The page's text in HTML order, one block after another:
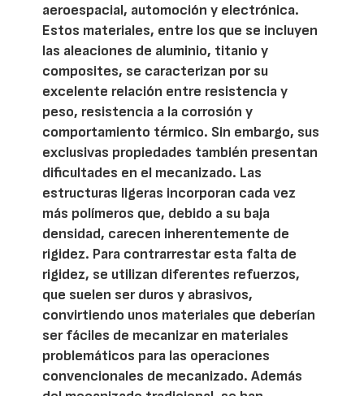
aeroespacial, automoción y electrónica.
Estos materiales, entre los que se incluyen
las aleaciones de aluminio, titanio y
composites, se caracterizan por su
excelente relación entre resistencia y
peso, resistencia a la corrosión y
comportamiento térmico. Sin embargo, sus
exclusivas propiedades también presentan
dificultades en el mecanizado. Las
estructuras ligeras incorporan cada vez
más polímeros que, debido a su baja
densidad, carecen inherentemente de
rigidez. Para contrarrestar esta falta de
rigidez, se utilizan diferentes refuerzos,
que suelen ser duros y abrasivos,
convirtiendo unos materiales que deberían
ser fáciles de mecanizar en materiales
problemáticos para las operaciones
convencionales de mecanizado. Además